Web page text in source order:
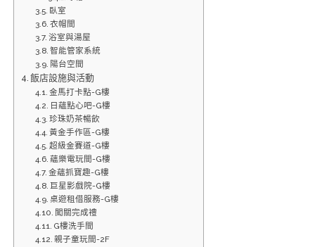
臥室
衣帽間
浴室與湯屋
智能管家系統
陽台空間
飯店設施與活動
金馬打卡點-G樓
日蘊點心吧-G樓
珍珠奶茶暢飲
黃金手作區-G樓
超級金賽道-G樓
蘊樂電玩間-G樓
金蘊抓寶趣-G樓
巨星影戲院-G樓
桌遊租借服務-G樓
闖關完成禮
G樓洗手間
親子童玩間-2F